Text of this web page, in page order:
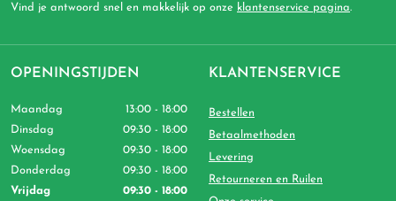
Vind je antwoord snel en makkelijk op onze klantenservice pagina.
OPENINGSTIJDEN
Maandag
13:00 - 18:00
Dinsdag
09:30 - 18:00
Woensdag
09:30 - 18:00
Donderdag
09:30 - 18:00
Vrijdag
09:30 - 18:00
KLANTENSERVICE
Bestellen
Betaalmethoden
Levering
Retourneren en Ruilen